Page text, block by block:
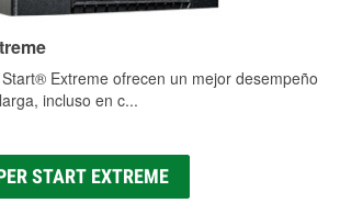
Extreme ofrecen un mejor desempeño
incluso en c...
START EXTREME